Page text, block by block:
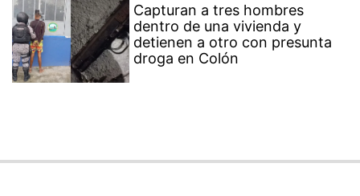
Capturan a tres hombres
dentro de una vivienda y
detienen a otro con presunta
droga en Colón